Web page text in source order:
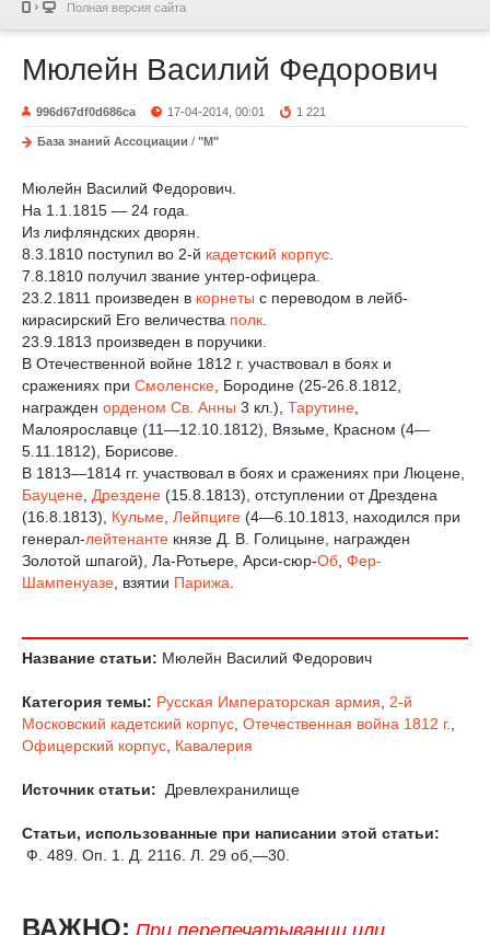
Полная версия сайта
Мюлейн Василий Федорович
996d67df0d686ca 17-04-2014, 00:01 1 221
База знаний Ассоциации / "М"
Мюлейн Василий Федорович.
На 1.1.1815 — 24 года.
Из лифляндских дворян.
8.3.1810 поступил во 2-й кадетский корпус
7.8.1810 получил звание унтер-офицера.
23.2.1811 произведен в корнеты с переводом в лейб-
кирасирский Его величества полк
23.9.1813 произведен в поручики.
В Отечественной войне 1812 г. участвовал в боях и
сражениях при Смоленске , Бородине (25-26.8.1812,
награжден орденом Св. Анны 3 кл.), Тарутине
Малоярославце (11—12.10.1812), Вязьме, Красном (4—
5.11.1812), Борисове.
В 1813—1814 гг. участвовал в боях и сражениях при Люцене,
Бауцене Дрездене (15.8.1813), отступлении от Дрездена
(16.8.1813), Кульме Лейпциге (4—6.10.1813, находился при
генерал-лейтенанте князе Д. В. Голицыне, награжден
Золотой шпагой), Ла-Ротьере, Арси-сюр-Об Фер-
Шампенуазе , взятии Парижа
Название статьи: Мюлейн Василий Федорович
Категория темы: Русская Императорская армия
2-й
Московский кадетский корпус Отечественная война 1812 г.
Офицерский корпус Кавалерия
Источник статьи: Древлехранилище
Статьи, использованные при написании этой статьи:
Ф. 489. Оп. 1. Д. 2116. Л. 29 об,—30.
ВАЖНО: При перепечатывании или